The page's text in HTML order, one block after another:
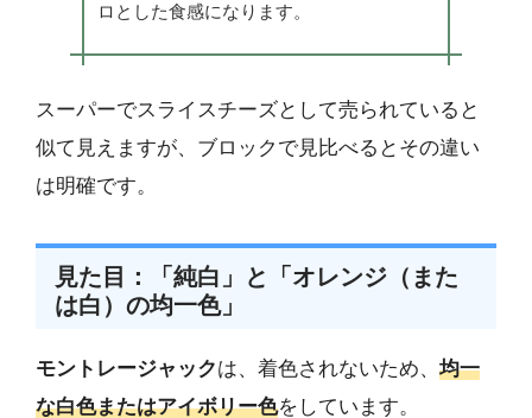
ロとした食感になります。
スーパーでスライスチーズとして売られていると
似て見えますが、ブロックで見比べるとその違い
は明確です。
見た目：「純白」と「オレンジ（また
は白）の均一色」
モントレージャックは、着色されないため、 均一
な白色またはアイボリー色をしています。